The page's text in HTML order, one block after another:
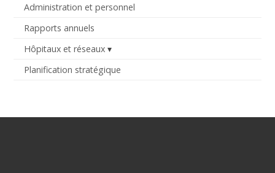
Administration et personnel
Rapports annuels
Hôpitaux et réseaux
Planification stratégique